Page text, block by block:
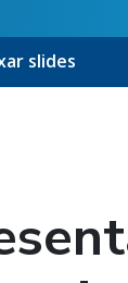
slides